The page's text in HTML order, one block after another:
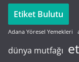
Etiket Bulutu
Adana Yöresel Yemekleri
dünya mutfağı